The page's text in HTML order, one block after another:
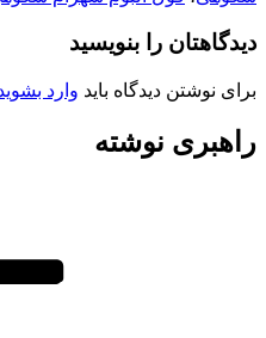
دیدگاهتان را بنویسید
برای نوشتن دیدگاه باید وارد
راهبری نوشته